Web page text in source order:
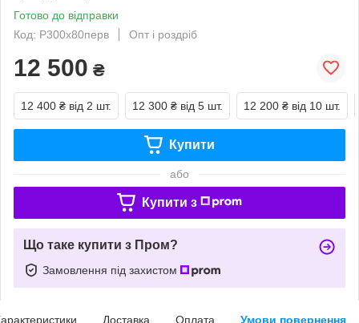
Готово до відправки
Код: Р300х80перв
Опт і роздріб
12 500 ₴
12 400 ₴ від 2 шт. 12 300 ₴ від 5 шт. 12 200 ₴ від 10 шт.
Купити
або
Купити з
Що таке купити з Пром?
Замовлення під захистом
Доставка Оплата Умови повернення